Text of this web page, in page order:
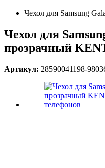
Чехол для Samsung
Чехол для
прозрачный
Артикул: 28590041198-